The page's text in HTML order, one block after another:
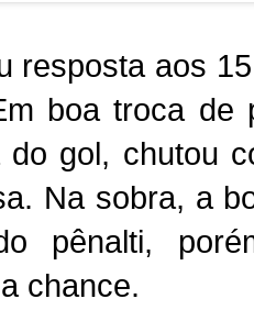
resposta aos
boa troca de
gol, chutou
Na sobra, a
pênalti,
chance.